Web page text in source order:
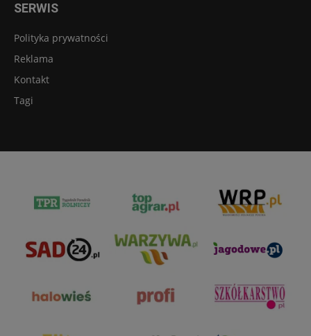
SERWIS
Polityka prywatności
Reklama
Kontakt
Tagi